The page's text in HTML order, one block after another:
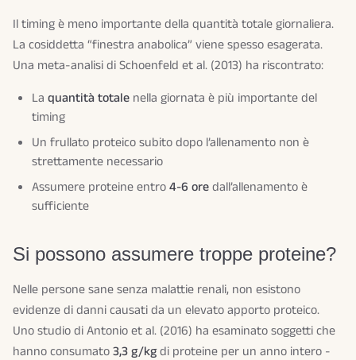
Il timing è meno importante della quantità totale giornaliera.
La cosiddetta “finestra anabolica” viene spesso esagerata.
Una meta-analisi di Schoenfeld et al. (2013) ha riscontrato:
La quantità totale nella giornata è più importante del
timing
Un frullato proteico subito dopo l’allenamento non è
strettamente necessario
Assumere proteine entro4-6 oredall’allenamento è
sufficiente
Si possono assumere troppe proteine?
Nelle persone sane senza malattie renali, non esistono
evidenze di danni causati da un elevato apporto proteico.
Uno studio di Antonio et al. (2016) ha esaminato soggetti che
hanno consumato3,3 g/kgdi proteine per un anno intero -